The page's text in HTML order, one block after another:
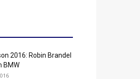
2016: Robin Brandel
BMW